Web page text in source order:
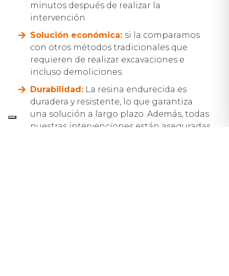
minutos después de realizar la
intervención.
Solución económica: si la comparamos
con otros métodos tradicionales que
requieren de realizar excavaciones e
incluso demoliciones.
Durabilidad: La resina endurecida es
duradera y resistente, lo que garantiza
una solución a largo plazo. Además, todas
nuestras intervenciones están aseguradas